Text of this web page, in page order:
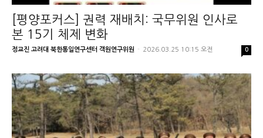
[평양포커스] 권력 재배치: 국무위원 인사로
본 15기 체제 변화
정교진 고려대 북한통일연구센터 객원연구위원 - 2026.03.25 10:15 오전 0